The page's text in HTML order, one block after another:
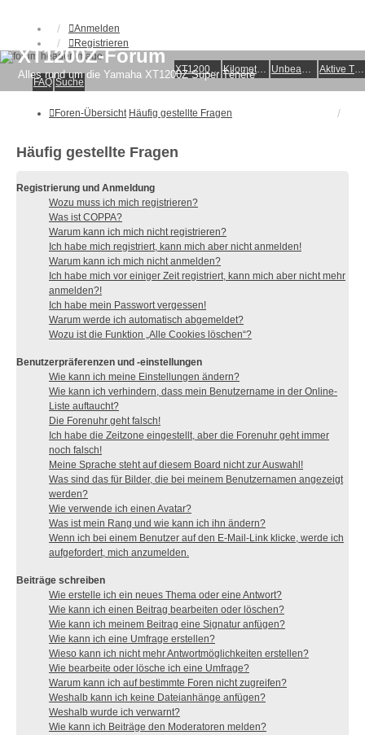
Anmelden
Registrieren
XT1200Z-Wiki Kilometerstatistik Unbeantwortete Themen Aktive Themen
XT1200Z-Forum
Alles rund um die Yamaha XT1200Z Super Ténéré
FAQ Suche
Foren-Übersicht Häufig gestellte Fragen
Häufig gestellte Fragen
Registrierung und Anmeldung
Wozu muss ich mich registrieren?
Was ist COPPA?
Warum kann ich mich nicht registrieren?
Ich habe mich registriert, kann mich aber nicht anmelden!
Warum kann ich mich nicht anmelden?
Ich habe mich vor einiger Zeit registriert, kann mich aber nicht mehr
anmelden?!
Ich habe mein Passwort vergessen!
Warum werde ich automatisch abgemeldet?
Wozu ist die Funktion „Alle Cookies löschen“?
Benutzerpräferenzen und -einstellungen
Wie kann ich meine Einstellungen ändern?
Wie kann ich verhindern, dass mein Benutzername in der Online-
Liste auftaucht?
Die Forenuhr geht falsch!
Ich habe die Zeitzone eingestellt, aber die Forenuhr geht immer
noch falsch!
Meine Sprache steht auf diesem Board nicht zur Auswahl!
Was sind das für Bilder, die bei meinem Benutzernamen angezeigt
werden?
Wie verwende ich einen Avatar?
Was ist mein Rang und wie kann ich ihn ändern?
Wenn ich bei einem Benutzer auf den E-Mail-Link klicke, werde ich
aufgefordert, mich anzumelden.
Beiträge schreiben
Wie erstelle ich ein neues Thema oder eine Antwort?
Wie kann ich einen Beitrag bearbeiten oder löschen?
Wie kann ich meinem Beitrag eine Signatur anfügen?
Wie kann ich eine Umfrage erstellen?
Wieso kann ich nicht mehr Antwortmöglichkeiten erstellen?
Wie bearbeite oder lösche ich eine Umfrage?
Warum kann ich auf bestimmte Foren nicht zugreifen?
Weshalb kann ich keine Dateianhänge anfügen?
Weshalb wurde ich verwarnt?
Wie kann ich Beiträge den Moderatoren melden?